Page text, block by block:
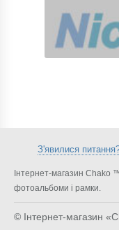
З'явилися
Інтернет-магазин Chako
фотоальбоми і рамки.
© Інтернет-магазин